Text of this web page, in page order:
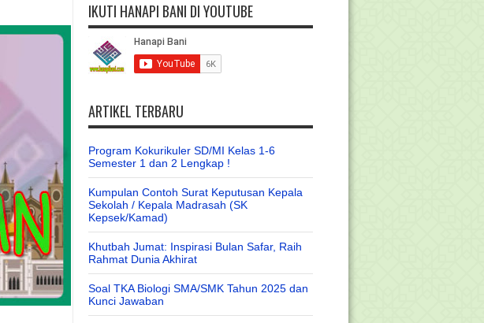
IKUTI HANAPI BANI DI YOUTUBE
ARTIKEL TERBARU
Program Kokurikuler SD/MI Kelas 1-6
Semester 1 dan 2 Lengkap !
Kumpulan Contoh Surat Keputusan Kepala
Sekolah / Kepala Madrasah (SK
Kepsek/Kamad)
Khutbah Jumat: Inspirasi Bulan Safar, Raih
Rahmat Dunia Akhirat
Soal TKA Biologi SMA/SMK Tahun 2025 dan
Kunci Jawaban